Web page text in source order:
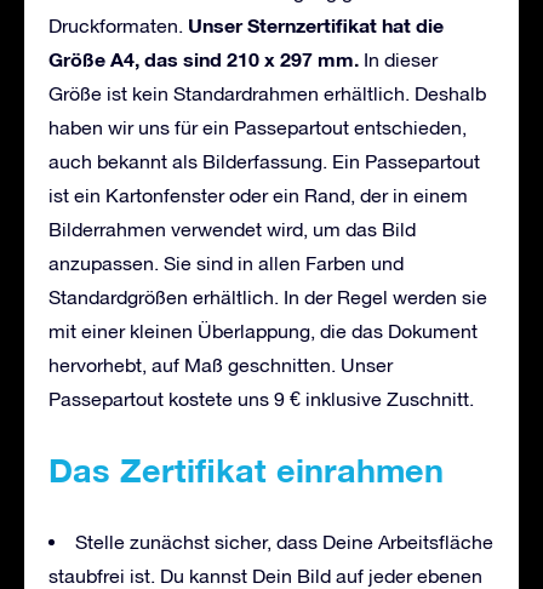
Druckformaten. Unser Sternzertifikat hat die
Größe A4, das sind 210 x 297 mm. In dieser
Größe ist kein Standardrahmen erhältlich. Deshalb
haben wir uns für ein Passepartout entschieden,
auch bekannt als Bilderfassung. Ein Passepartout
ist ein Kartonfenster oder ein Rand, der in einem
Bilderrahmen verwendet wird, um das Bild
anzupassen. Sie sind in allen Farben und
Standardgrößen erhältlich. In der Regel werden sie
mit einer kleinen Überlappung, die das Dokument
hervorhebt, auf Maß geschnitten. Unser
Passepartout kostete uns 9 € inklusive Zuschnitt.
Das Zertifikat einrahmen
Stelle zunächst sicher, dass Deine Arbeitsfläche
staubfrei ist. Du kannst Dein Bild auf jeder ebenen